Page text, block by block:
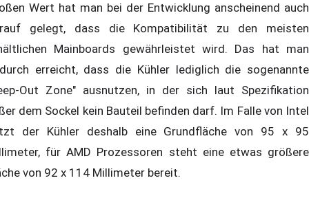
Wert hat man bei der Entwicklung anscheinend auch
gelegt, dass die Kompatibilität zu den meisten
Mainboards gewährleistet wird. Das hat man
erreicht, dass die Kühler lediglich die sogenannte
Out Zone" ausnutzen, in der sich laut Spezifikation
dem Sockel kein Bauteil befinden darf. Im Falle von Intel
der Kühler deshalb eine Grundfläche von 95 x 95
für AMD Prozessoren steht eine etwas größere
von 92 x 114 Millimeter bereit.